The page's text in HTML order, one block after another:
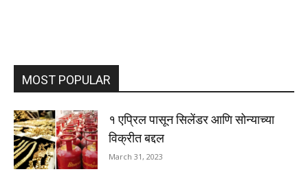
MOST POPULAR
१ एप्रिल पासून सिलेंडर आणि सोन्याच्या
विक्रीत बद्दल
March 31, 2023